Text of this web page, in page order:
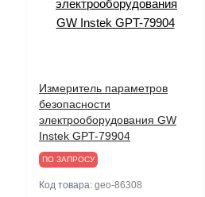
Измеритель параметров
безопасности
электрооборудования GW
Instek GPT-79904
ПО ЗАПРОСУ
Код товара: geo-86308